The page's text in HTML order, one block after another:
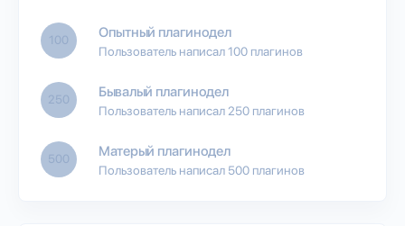
100 Опытный плагинодел
Пользователь написал 100 плагинов
250 Бывалый плагинодел
Пользователь написал 250 плагинов
500 Матерый плагинодел
Пользователь написал 500 плагинов